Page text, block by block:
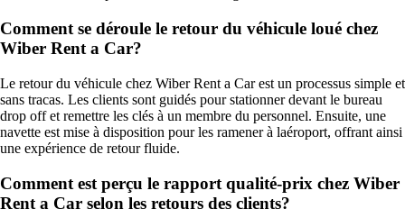
Comment se déroule le retour du véhicule loué chez
Wiber Rent a Car?
Le retour du véhicule chez Wiber Rent a Car est un processus simple et
sans tracas. Les clients sont guidés pour stationner devant le bureau
drop off et remettre les clés à un membre du personnel. Ensuite, une
navette est mise à disposition pour les ramener à laéroport, offrant ainsi
une expérience de retour fluide.
Comment est perçu le rapport qualité-prix chez Wiber
Rent a Car selon les retours des clients?